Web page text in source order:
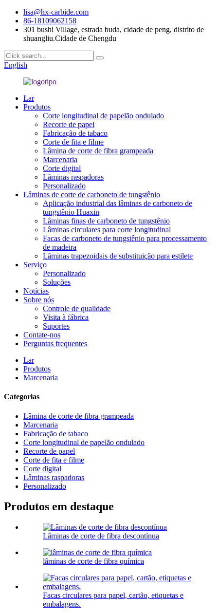
lisa@hx-carbide.com
86-18109062158
301 bushi Village, estrada buda, cidade de peng, distrito de
shuangliu.Cidade de Chengdu
English
Lar
Produtos
Corte longitudinal de papelão ondulado
Recorte de papel
Fabricação de tabaco
Corte de fita e filme
Lâmina de corte de fibra grampeada
Marcenaria
Corte digital
Lâminas raspadoras
Personalizado
Lâminas de corte de carboneto de tungstênio
Aplicação industrial das lâminas de carboneto de
tungstênio Huaxin
Lâminas finas de carboneto de tungstênio
Lâminas circulares para corte longitudinal
Facas de carboneto de tungstênio para processamento
de madeira
Lâminas trapezoidais de substituição para estilete
Serviço
Personalizado
Soluções
Notícias
Sobre nós
Controle de qualidade
Visita à fábrica
Suportes
Contate-nos
Perguntas frequentes
Lar
Produtos
Marcenaria
Categorias
Lâmina de corte de fibra grampeada
Marcenaria
Fabricação de tabaco
Corte longitudinal de papelão ondulado
Recorte de papel
Corte de fita e filme
Corte digital
Lâminas raspadoras
Personalizado
Produtos em destaque
Lâminas de corte de fibra descontínua
lâminas de corte de fibra química
Facas circulares para papel, cartão, etiquetas e
embalagens.